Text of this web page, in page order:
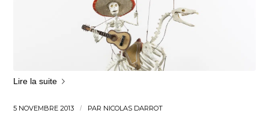
Lire la suite
5 NOVEMBRE 2013 / PAR NICOLAS DARROT